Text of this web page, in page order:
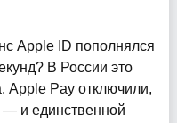
Apple ID пополнялся
В России это
Apple Pay отключили,
— и единственной